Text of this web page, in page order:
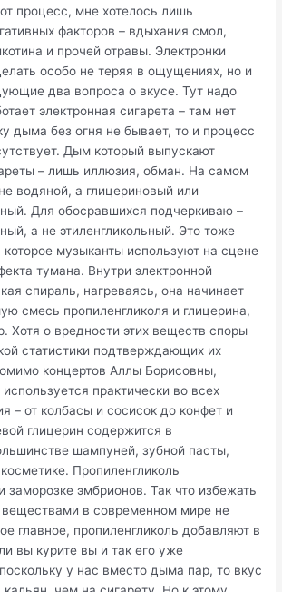
процесс, мне хотелось лишь
факторов – вдыхания смол,
и прочей отравы. Электронки
особо не теряя в ощущениях, но и
два вопроса о вкусе. Тут надо
электронная сигарета – там нет
дыма без огня не бывает, то и процесс
Дым который выпускают
– лишь иллюзия, обман. На самом
водяной, а глицериновый или
Для обосравшихся подчеркиваю –
а не этиленгликольный. Это тоже
музыканты используют на сцене
тумана. Внутри электронной
спираль, нагреваясь, она начинает
смесь пропиленгликоля и глицерина,
Хотя о вредности этих веществ споры
статистики подтверждающих их
концертов Аллы Борисовны,
используется практически во всех
– от колбасы и сосисок до конфет и
глицерин содержится в
шампуней, зубной пасты,
Пропиленгликоль
заморозке эмбрионов. Так что избежать
веществами в современном мире не
главное, пропиленгликоль добавляют в
вы курите вы и так его уже
у нас вместо дыма пар, то вкус